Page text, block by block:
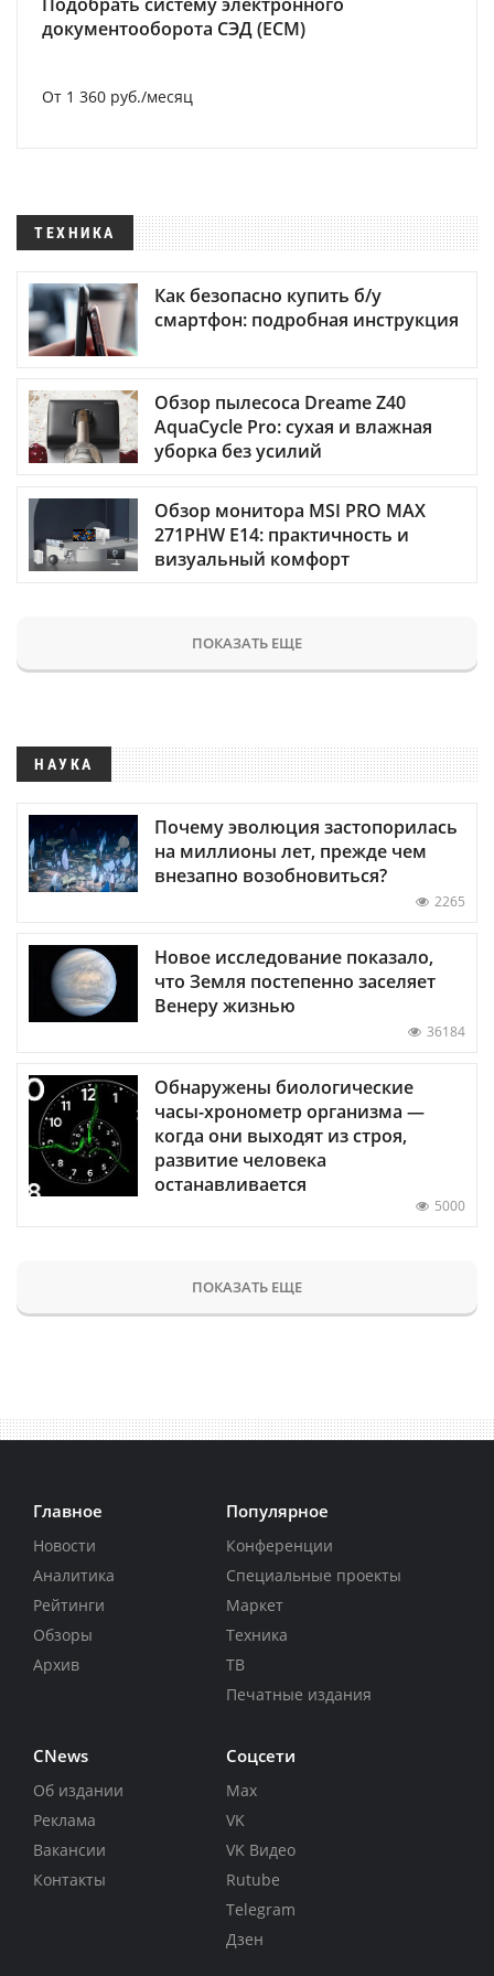
документооборота СЭД (ECM)
От 1 360 руб./месяц
ТЕХНИКА
Как безопасно купить б/у
смартфон: подробная инструкция
Обзор пылесоса Dreame Z40
AquaCycle Pro: сухая и влажная
уборка без усилий
Обзор монитора MSI PRO MAX
271PHW E14: практичность и
визуальный комфорт
ПОКАЗАТЬ ЕЩЕ
НАУКА
Почему эволюция застопорилась
на миллионы лет, прежде чем
внезапно возобновиться?
2265
Новое исследование показало,
что Земля постепенно заселяет
Венеру жизнью
36184
Обнаружены биологические
часы-хронометр организма —
когда они выходят из строя,
развитие человека
останавливается
5000
ПОКАЗАТЬ ЕЩЕ
Главное
Новости
Аналитика
Рейтинги
Обзоры
Архив
Популярное
Конференции
Специальные проекты
Маркет
Техника
ТВ
Печатные издания
CNews
Об издании
Реклама
Вакансии
Контакты
Соцсети
Max
VK
VK Видео
Rutube
Telegram
Дзен